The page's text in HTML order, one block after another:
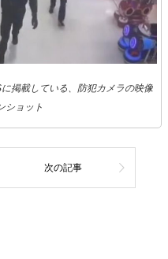
掲載している、防犯カメラの映像
ショット
次の記事